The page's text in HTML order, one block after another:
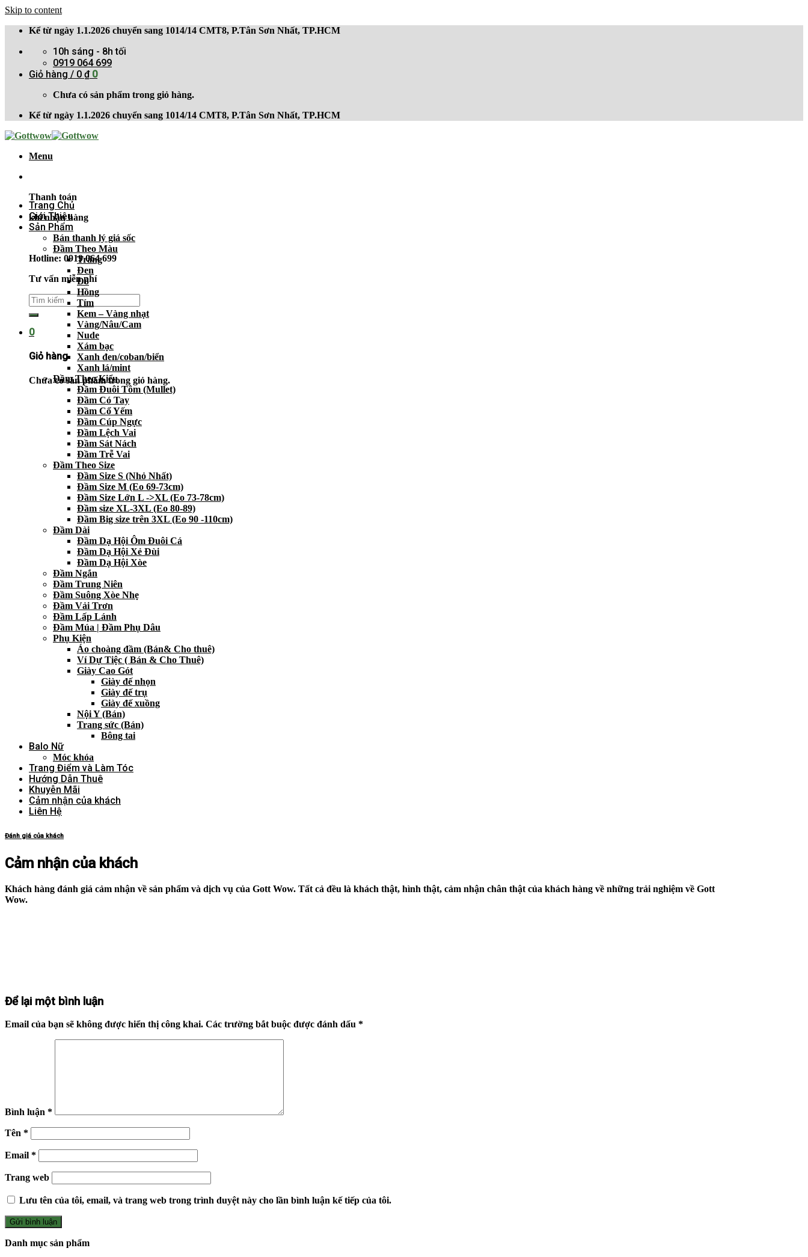
Skip to content
Kể từ ngày 1.1.2026 chuyển sang 1014/14 CMT8, P.Tân Sơn Nhất, TP.HCM
10h sáng - 8h tối
0919 064 699
Giỏ hàng / 0 ₫ 0
Chưa có sản phẩm trong giỏ hàng.
Kể từ ngày 1.1.2026 chuyển sang 1014/14 CMT8, P.Tân Sơn Nhất, TP.HCM
Menu
Thanh toán
khi nhận hàng
Hotline: 0919 064 699
Tư vấn miễn phí
0
Giỏ hàng
Chưa có sản phẩm trong giỏ hàng.
Trang Chủ
Giới Thiệu
Sản Phẩm
Bán thanh lý giá sốc
Đầm Theo Màu
Trắng
Đen
Đỏ
Hồng
Tím
Kem – Vàng nhạt
Vàng/Nâu/Cam
Nude
Xám bạc
Xanh đen/coban/biển
Xanh lá/mint
Đầm Theo Kiểu
Đầm Đuôi Tôm (Mullet)
Đầm Có Tay
Đầm Cổ Yếm
Đầm Cúp Ngực
Đầm Lệch Vai
Đầm Sát Nách
Đầm Trễ Vai
Đầm Theo Size
Đầm Size S (Nhỏ Nhất)
Đầm Size M (Eo 69-73cm)
Đầm Size Lớn L ->XL (Eo 73-78cm)
Đầm size XL-3XL (Eo 80-89)
Đầm Big size trên 3XL (Eo 90 -110cm)
Đầm Dài
Đầm Dạ Hội Ôm Đuôi Cá
Đầm Dạ Hội Xẻ Đùi
Đầm Dạ Hội Xòe
Đầm Ngắn
Đầm Trung Niên
Đầm Suông Xòe Nhẹ
Đầm Vải Trơn
Đầm Lấp Lánh
Đầm Múa | Đầm Phụ Dâu
Phụ Kiện
Áo choàng đầm (Bán& Cho thuê)
Ví Dự Tiệc ( Bán & Cho Thuê)
Giày Cao Gót
Giày đế nhọn
Giày đế trụ
Giày đế xuồng
Nội Y (Bán)
Trang sức (Bán)
Bông tai
Balo Nữ
Móc khóa
Trang Điểm và Làm Tóc
Hướng Dẫn Thuê
Khuyễn Mãi
Cảm nhận của khách
Liên Hệ
Đánh giá của khách
Cảm nhận của khách
Khách hàng đánh giá cảm nhận về sản phẩm và dịch vụ của Gott Wow. Tất cả đều là khách thật, hình thật, cảm nhận chân thật của khách hàng về những trải nghiệm về Gott
Wow.
Để lại một bình luận
Email của bạn sẽ không được hiển thị công khai. Các trường bắt buộc được đánh dấu *
Bình luận *
Tên *
Email *
Trang web
Lưu tên của tôi, email, và trang web trong trình duyệt này cho lần bình luận kế tiếp của tôi.
Danh mục sản phẩm